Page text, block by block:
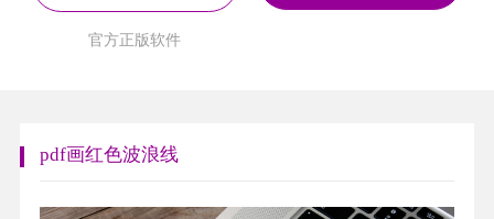
官方正版软件
pdf画红色波浪线